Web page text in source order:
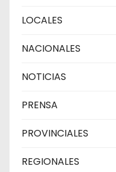
LOCALES
NACIONALES
NOTICIAS
PRENSA
PROVINCIALES
REGIONALES